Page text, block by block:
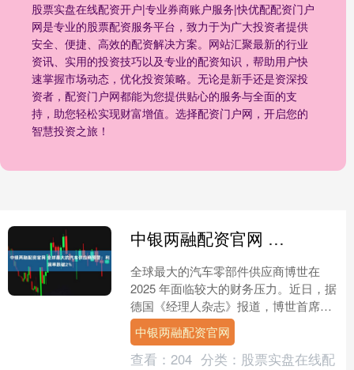
股票实盘在线配资开户|专业券商账户服务|快优配配资门户
网是专业的股票配资服务平台，致力于为广大投资者提供
安全、便捷、高效的配资解决方案。网站汇聚最新的行业
资讯、实用的投资技巧以及专业的配资知识，帮助用户快
速掌握市场动态，优化投资策略。无论是新手还是资深投
资者，配资门户网都能为您提供贴心的服务与全面的支
持，助您轻松实现财富增值。选择配资门户网，开启您的
智慧投资之旅！
中银两融配资官网 全球最大的汽车供应商预警：利润率跌破2%
全球最大的汽车零部件供应商博世在
2025 年面临较大的财务压力。近日，据
德国《经理人杂志》报道，博世首席执
行官斯特凡 哈通（Stefan Hartung）在
一....
中银两融配资官网
查看： 204 分类： 股票实盘在线配